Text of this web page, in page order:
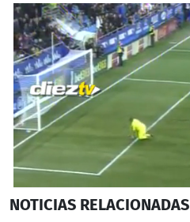
seconds
NOTICIAS RELACIONADAS